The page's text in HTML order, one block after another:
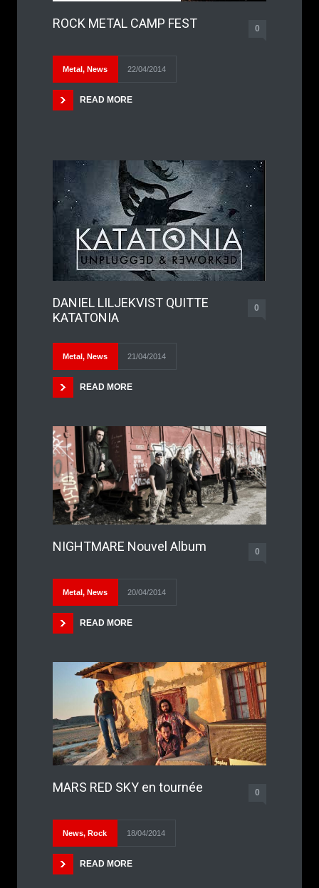
ROCK METAL CAMP FEST 0
Metal, News 22/04/2014
READ MORE
DANIEL LILJEKVIST QUITTE
KATATONIA
0
Metal, News 21/04/2014
READ MORE
NIGHTMARE Nouvel Album 0
Metal, News 20/04/2014
READ MORE
MARS RED SKY en tournée 0
News, Rock 18/04/2014
READ MORE